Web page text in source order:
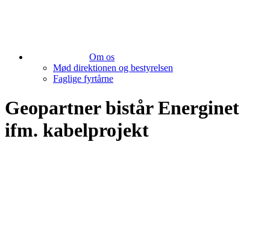
Om os
Mød direktionen og bestyrelsen
Faglige fyrtårne
Geopartner bistår Energinet
ifm. kabelprojekt